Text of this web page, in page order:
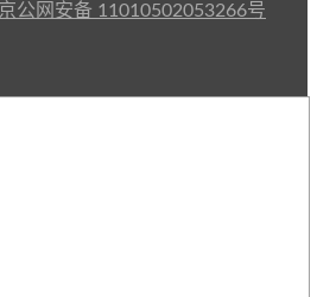
京公网安备 11010502053266号